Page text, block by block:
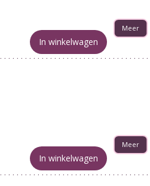
Meer
In winkelwagen
Meer
In winkelwagen